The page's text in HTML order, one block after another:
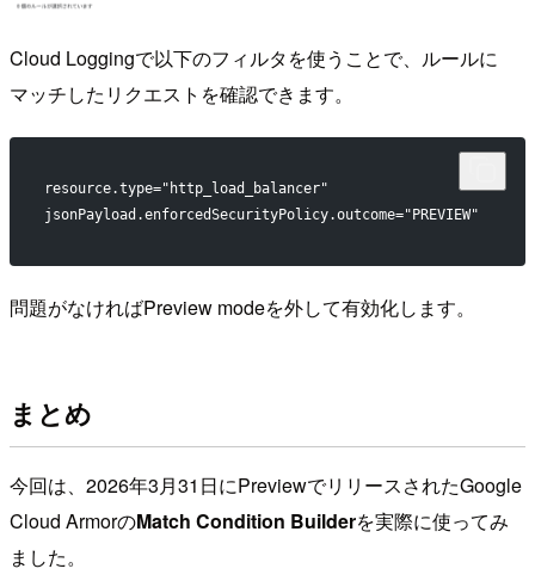
Cloud Loggingで以下のフィルタを使うことで、ルールに
マッチしたリクエストを確認できます。
resource.type="http_load_balancer"
jsonPayload.enforcedSecurityPolicy.outcome="PREVIEW"
問題がなければPreview modeを外して有効化します。
まとめ
今回は、2026年3月31日にPreviewでリリースされたGoogle
Cloud ArmorのMatch Condition Builderを実際に使ってみ
ました。